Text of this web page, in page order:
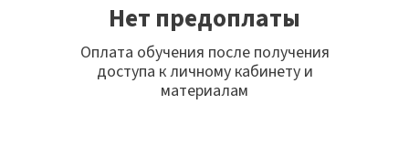
Нет предоплаты
Оплата обучения после получения
доступа к личному кабинету и
материалам